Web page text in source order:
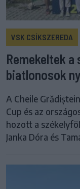
VSK CSÍKSZEREDA
Remekeltek
biatlonosok
A Cheile
Cup és az
hozott a
Janka Dóra és